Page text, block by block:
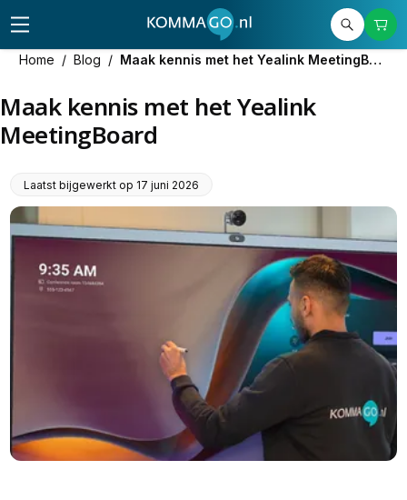
Home / Blog / Maak kennis met het Yealink MeetingBoard
Maak kennis met het Yealink
MeetingBoard
Laatst bijgewerkt op 17 juni 2026